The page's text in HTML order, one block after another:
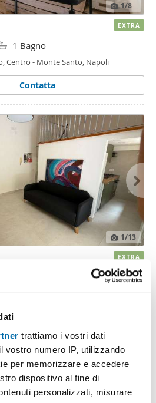
trattiamo i vostri dati
vostro numero IP, utilizzando
per memorizzare e accedere
dispositivo al fine di
personalizzati, misurare
1/8
1 Bagno
Centro - Monte Santo, Napoli
Contatta
EXTRA
1/13
Museo - Piazza Canneto - Salvator
EXTRA